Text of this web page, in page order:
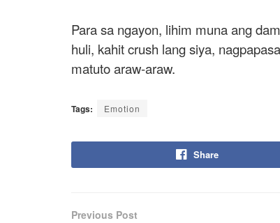
Para sa ngayon, lihim muna ang
huli, kahit crush lang siya,
matuto araw-araw.
Tags: Emotion
Share
Previous Post